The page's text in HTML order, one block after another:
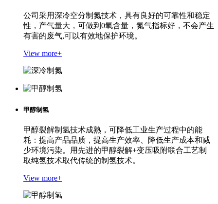
公司采用深冷空分制氮技术，具有良好的可靠性和稳定
性，产气量大，可做到0氧含量，氮气指标好，不会产生
有害的废气,可以有效地保护环境。
View more+
甲醇制氢
甲醇裂解制氢技术成熟，可降低工业生产过程中的能
耗：提高产品品质，提高生产效率、降低生产成本和减
少环境污染。用先进的甲醇裂解+变压吸附联合工艺制
取纯氢技术取代传统的制氢技术。
View more+